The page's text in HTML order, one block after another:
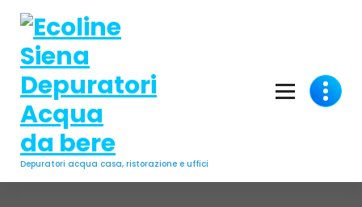
contenuto
Depuratori acqua casa, ristorazione e uffici